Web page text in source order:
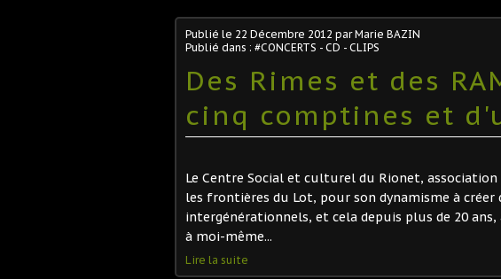
Publié le 22 Décembre 2012 par Marie BAZIN
Publié dans : #CONCERTS - CD - CLIPS
Des Rimes et des
cinq comptines et
Le Centre Social et culturel du Rionet,
les frontières du Lot, pour son dynamisme à créer
intergénérationnels, et cela depuis plus de 20
à moi-même...
Lire la suite